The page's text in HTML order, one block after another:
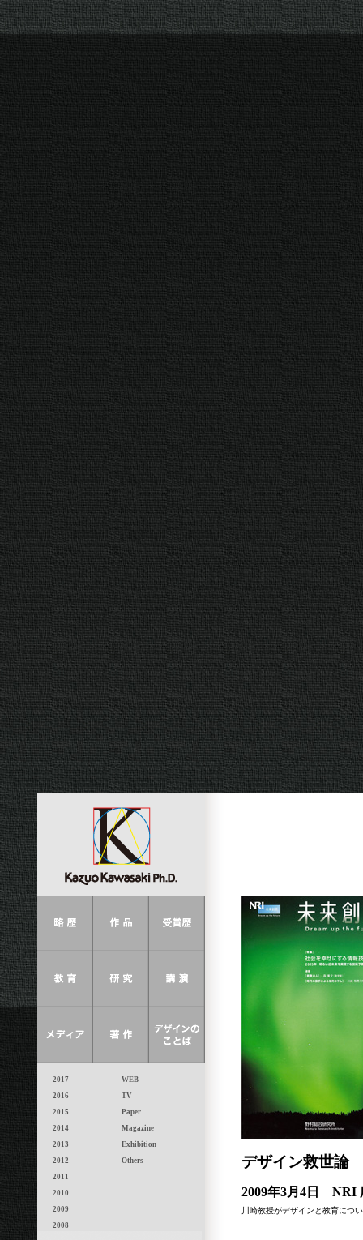
2017
2016
2015
2014
2013
2012
2011
2010
2009
2008
WEB
TV
Paper
Magazine
Exhibition
Others
デザイン救世論
2009年3月4日 NRI
川崎教授がデザインと教育につ